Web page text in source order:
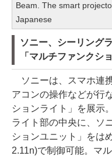
Beam. The smart
Japanese
ソニー、シーリング
「マルチファンクシ
ソニーは、スマホ連
アコンの操作などが行
ションライト」を展示
ライト部の中央に、ソ
ションユニット」をは
2.11n)で制御可能。マ